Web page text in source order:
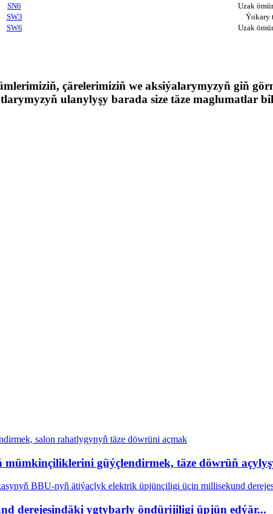
SN6
Uzak
SW3
Ýokary
SW6
Uzak
çärelerimiziň we aksiýalarymyzyň giň
ulanylyşy barada size täze maglumatlar
güýçlendirmek, täze döwrüň
derejesindäki ygtybarly öndürijiligi üpjün edýär...